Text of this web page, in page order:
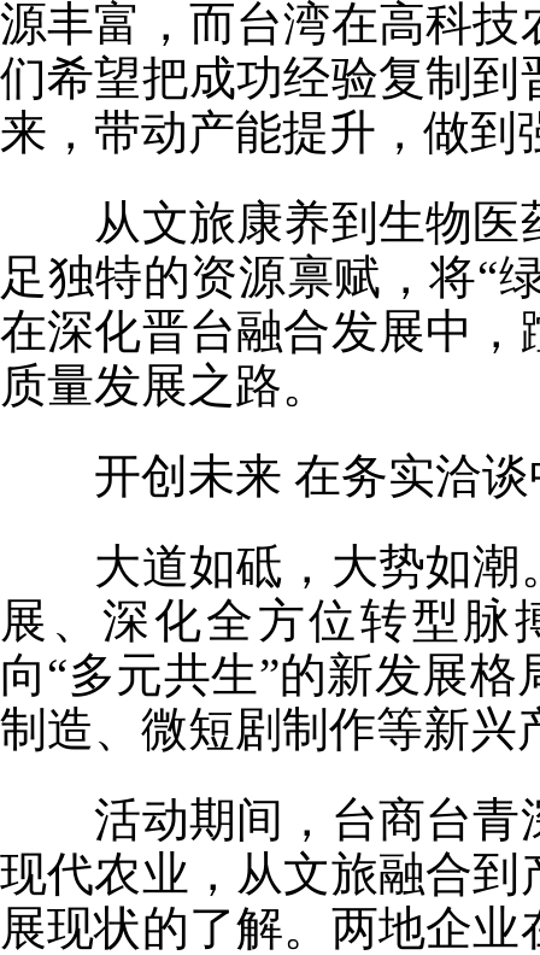
源丰富，而台湾在高科
们希望把成功经验复制
来，带动产能提升，做到
从文旅康养到生物医
足独特的资源禀赋，将“
在深化晋台融合发展中
质量发展之路。
开创未来 在务实洽
大道如砥，大势如潮
展、深化全方位转型脉
向“多元共生”的新发展
制造、微短剧制作等新兴
活动期间，台商台青
现代农业，从文旅融合
展现状的了解。两地企